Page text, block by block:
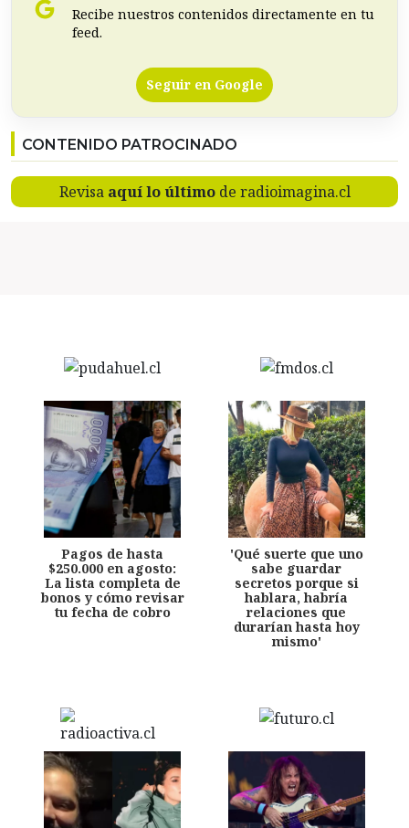
Recibe nuestros contenidos directamente en tu
feed.
Seguir en Google
CONTENIDO PATROCINADO
Revisa aquí lo últimode radioimagina.cl
Pagos de hasta
$250.000 en agosto:
La lista completa de
bonos y cómo revisar
tu fecha de cobro
'Qué suerte que uno
sabe guardar
secretos porque si
hablara, habría
relaciones que
durarían hasta hoy
mismo'